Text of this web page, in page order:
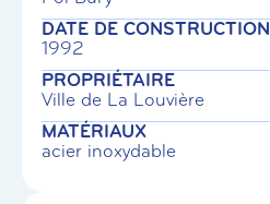
DATE DE CONSTRUCTION
1992
PROPRIÉTAIRE
Ville de La Louvière
MATÉRIAUX
acier inoxydable